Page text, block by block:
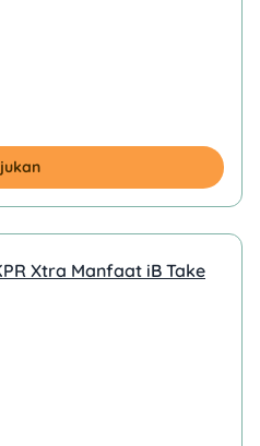
Xtra Manfaat iB Take